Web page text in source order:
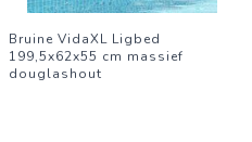
Bruine VidaXL Ligbed
199,5x62x55 cm massief
douglashout